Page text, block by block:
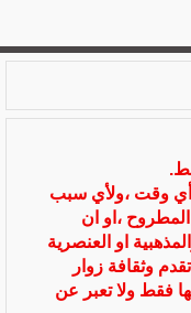
أي وقت ،ولأي سبب
،او ان
او العنصرية
وثقافة زوار
فقط ولا تعبر عن